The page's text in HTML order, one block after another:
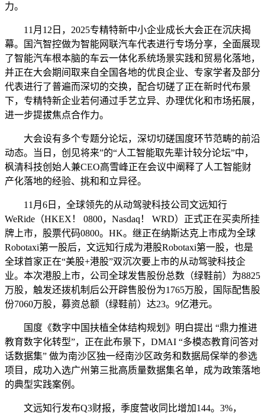
力。
11月12日，2025专精特新中小企业成长大会正在沉庆揭
幕。国汽智控做为智能网联汽车代表进行专场分享，全面展现
了智能汽车根本脑的车云一体化系统场景实践和贸易化落地，
并正在大会期间取来自全国各地的优良企业、专家学者及部分
代表进行了普遍而深切的交换，配合切磋了正在新时代布景
下，专精特新企业若何通过手艺立异、办理优化和市场拓展，
进一步提拔焦点合作力。
大会设有多个专题分论坛，深切切磋国度环节范畴的前沿
动态。当日，创见将来”的“人工智能取先辈计较分论坛”中，
枫清科技创始人兼CEO高雪峰正在会议中阐释了人工智能财
产化落地的经验、挑和和立异径。
11月6日，全球领先的从动驾驶科技公司文远知行
WeRide（HKEX！ 0800，Nasdaq！ WRD）正式正在买卖所挂
牌上市，股票代码0800。HK。继正在纳斯达克上市成为全球
Robotaxi第一股后，文远知行成为港股Robotaxi第一股，也是
全球首家正在“美股+港股”双沉次要上市的从动驾驶科技企
业。本次港股上市，公司全球发售股份总数（绿鞋前）为8825
万股，触发还拨机制后公开辟售股份为1765万股，国际配售股
份7060万股，募资总额（绿鞋前）达23。9亿港元。
国度《数字中国扶植全体结构规划》明白提出 “鼎力推进
教育数字化转型”，正在此布景下，DMAI “多模态教育问答对
话数据集” 做为南沙区独一经南沙区政务和数据局保举的参选
项目，成功入选广州第三批高质量数据集名单，成为政策落地
的典型实践案例。
文远知行发布Q3财报，季度营收同比增加144。3%，